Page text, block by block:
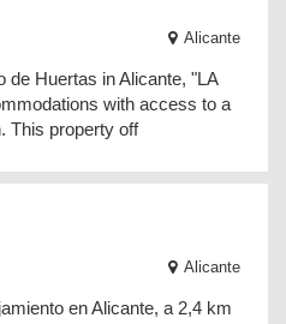
Alicante
de Huertas in Alicante, "LA
with access to a
This property off
Alicante
en Alicante, a 2,4 km